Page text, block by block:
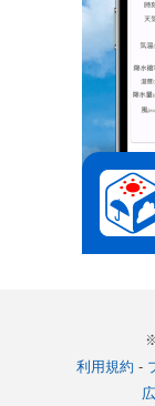
利用規約 -